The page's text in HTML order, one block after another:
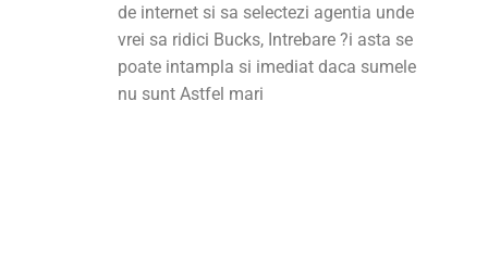
de internet si sa selectezi agentia unde
vrei sa ridici Bucks, Intrebare ?i asta se
poate intampla si imediat daca sumele
nu sunt Astfel mari